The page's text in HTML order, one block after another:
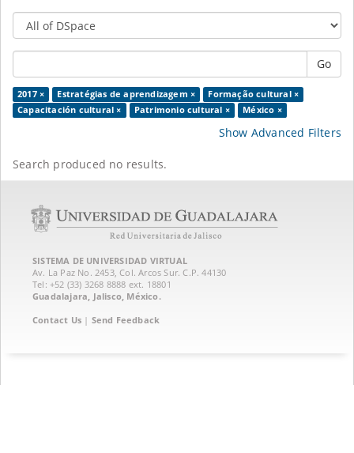
Go
2017 × Estratégias de aprendizagem ×
Formação cultural ×
Capacitación cultural ×
Patrimonio cultural × México ×
Show Advanced Filters
Search produced no results.
SISTEMA DE UNIVERSIDAD VIRTUAL
Av. La Paz No. 2453, Col. Arcos Sur. C.P. 44130
Tel: +52 (33) 3268 8888‏ ext. 18801
Guadalajara, Jalisco, México.
Contact Us | Send Feedback